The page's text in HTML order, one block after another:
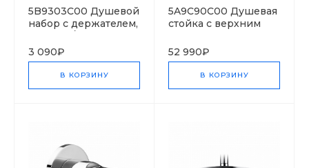
5B9303C00 Душевой
набор с держателем,
3 090₽
В КОРЗИНУ
5A9C90C00 Душевая
стойка с верхним
с изливом, серия
EVEN-M Square
52 990₽
В КОРЗИНУ